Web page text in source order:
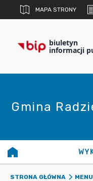
MAPA STRONY
biuletyn
informacji
Gmina
STRONA GŁÓWNA